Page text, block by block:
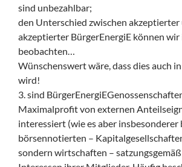
sind unbezahlbar;
den Unterschied zwischen
akzeptierter BürgerEnergiE können
beobachten…
Wünschenswert wäre, dass dies auch
wird!
3. sind
Maximalprofit von externen
interessiert (wie es aber insbesonderer
börsennotierten –
sondern wirtschaften –